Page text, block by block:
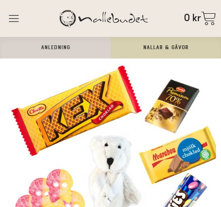
0 kr
ANLEDNING Nallar & Gåvor